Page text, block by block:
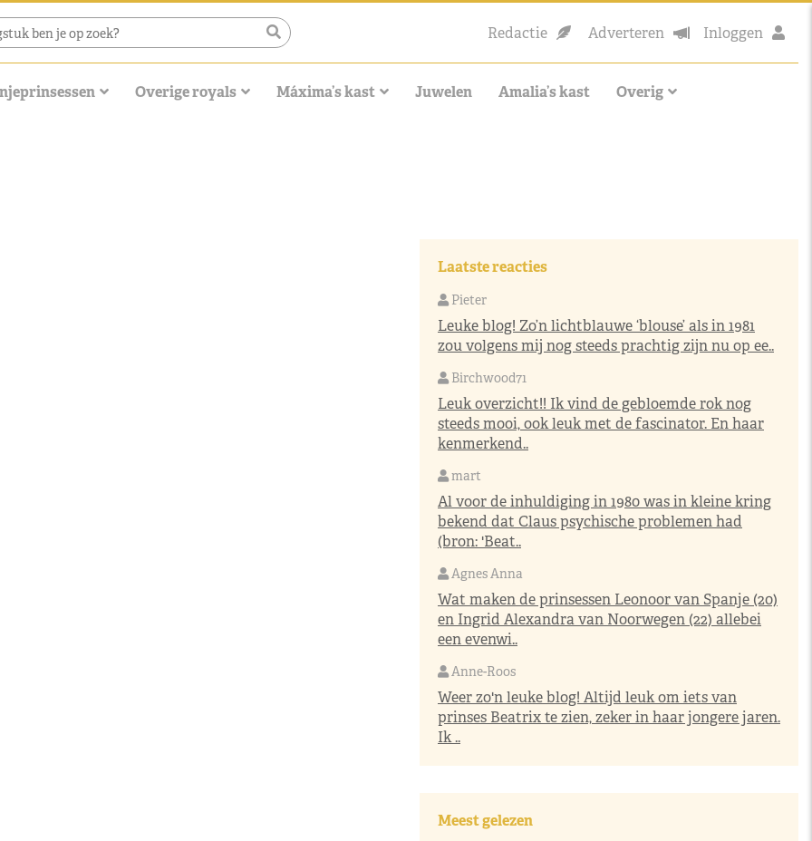
Redactie Adverteren Inloggen
Overige royals Máxima’s kast Juwelen Amalia’s kast Overig
Laatste reacties
Pieter
Leuke blog! Zo’n lichtblauwe ‘blouse’ als in 1981
zou volgens mij nog steeds prachtig zijn nu op ee..
Birchwood71
Leuk overzicht!! Ik vind de gebloemde rok nog
steeds mooi, ook leuk met de fascinator. En haar
kenmerkend..
mart
Al voor de inhuldiging in 1980 was in kleine kring
bekend dat Claus psychische problemen had
(bron: 'Beat..
Agnes Anna
Wat maken de prinsessen Leonoor van Spanje (20)
en Ingrid Alexandra van Noorwegen (22) allebei
een evenwi..
Anne-Roos
Weer zo'n leuke blog! Altijd leuk om iets van
prinses Beatrix te zien, zeker in haar jongere jaren.
Ik ..
Meest gelezen